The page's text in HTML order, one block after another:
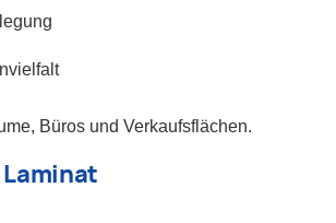
Büros und Verkaufsflächen.